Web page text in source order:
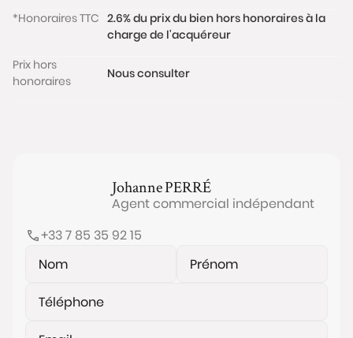
*Honoraires TTC 2.6% du prix du bien hors honoraires à la
charge de l'acquéreur
Prix hors
honoraires
Nous consulter
JohannePERRÉ
Agent commercial indépendant
+33 7 85 35 92 15